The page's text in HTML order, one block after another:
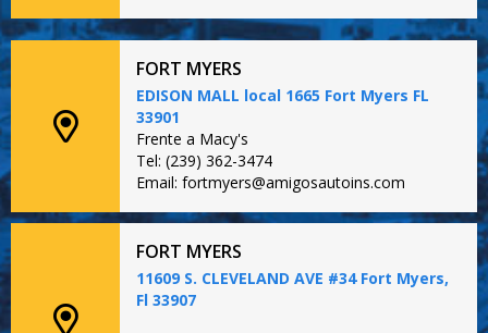
FORT MYERS
EDISON MALL local 1665 Fort Myers FL
33901
Frente a Macy's
Tel: (239) 362-3474
Email: fortmyers@amigosautoins.com
FORT MYERS
11609 S. CLEVELAND AVE #34 Fort Myers,
Fl 33907